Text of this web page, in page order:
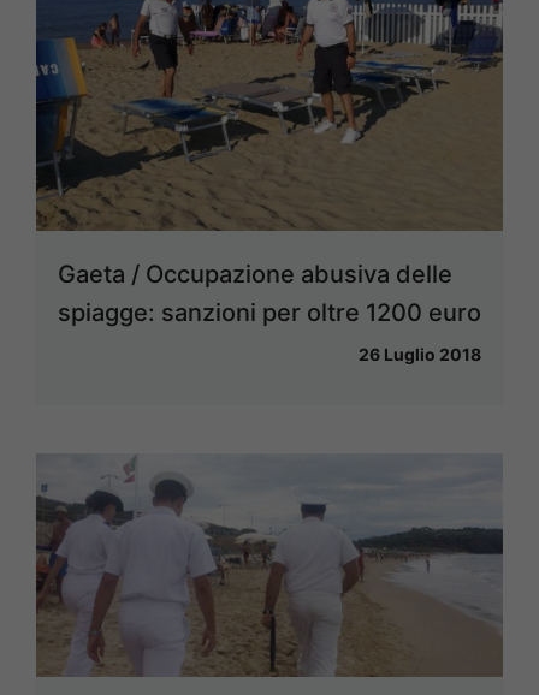
Gaeta / Occupazione abusiva delle
spiagge: sanzioni per oltre 1200 euro
26 Luglio 2018